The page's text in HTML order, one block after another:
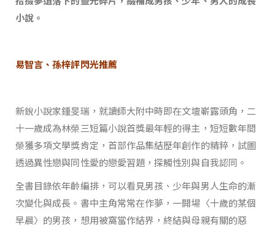
小說。
易智言、孫梓評閃光推薦
新銳小說家鍾旻瑞，就讀師大附中時即在文壇嶄露頭角，二
十一歲成為林榮三短篇小說首獎最年輕的得主，短短數年間
榮獲多項文學獎肯定，首部作品集結歷年創作的精粹，試圖
透過異性戀與同性愛的戀愛習題，探觸性別與自我認同。
全書目錄依年齡編排，可以看見男孩、少年與男人生命的漸
次變化與成長。書中主角常常在作夢，一開場〈十歲的某個
早晨〉的男孩，想用被窩當作結界，終結與母親有關的惡